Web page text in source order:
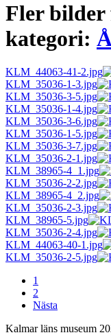
Fler bilder
kategori:
KLM_44063-41-2.jpg
KLM_35036-1-3.jpg
KLM_35036-3-5.jpg
KLM_35036-1-4.jpg
KLM_35036-3-6.jpg
KLM_35036-1-5.jpg
KLM_35036-3-7.jpg
KLM_35036-2-1.jpg
KLM_38965-4_1.jpg
KLM_35036-2-2.jpg
KLM_38965-4_2.jpg
KLM_35036-2-3.jpg
KLM_38965-5.jpg
KLM_35036-2-4.jpg
KLM_44063-40-1.jpg
KLM_35036-2-5.jpg
1
2
Nästa
Kalmar läns museum